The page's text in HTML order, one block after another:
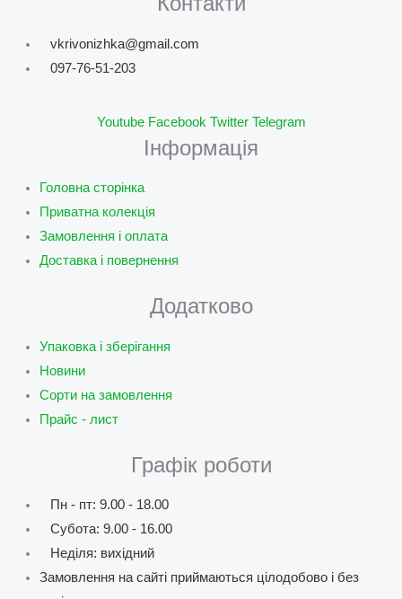
vkrivonizhka@gmail.com
097-76-51-203
Youtube Facebook Twitter Telegram
Інформація
Головна сторінка
Приватна колекція
Замовлення і оплата
Доставка і повернення
Додатково
Упаковка і зберігання
Новини
Сорти на замовлення
Прайс - лист
Графік роботи
Пн - пт: 9.00 - 18.00
Субота: 9.00 - 16.00
Неділя: вихідний
Замовлення на сайті приймаються цілодобово і без